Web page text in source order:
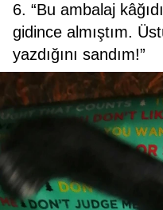
6. “Bu ambalaj
gidince almıştım.
yazdığını sandım!”